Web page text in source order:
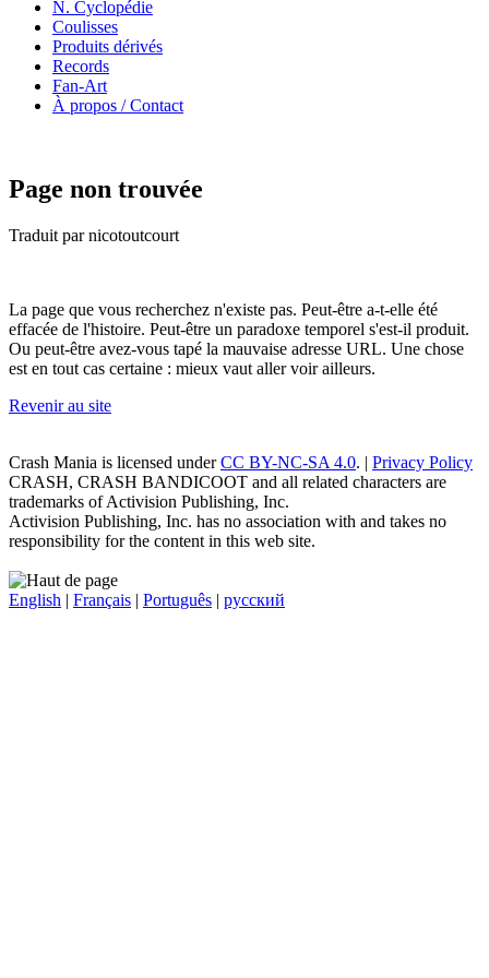
N. Cyclopédie
Coulisses
Produits dérivés
Records
Fan-Art
À propos / Contact
Page non trouvée
Traduit par nicotoutcourt
La page que vous recherchez n'existe pas. Peut-être a-t-elle été
effacée de l'histoire. Peut-être un paradoxe temporel s'est-il produit.
Ou peut-être avez-vous tapé la mauvaise adresse URL. Une chose
est en tout cas certaine : mieux vaut aller voir ailleurs.
Revenir au site
Crash Mania is licensed underCC BY-NC-SA 4.0. | Privacy Policy
CRASH, CRASH BANDICOOT and all related characters are
trademarks of Activision Publishing, Inc.
Activision Publishing, Inc. has no association with and takes no
responsibility for the content in this web site.
English | Français | Português | русский